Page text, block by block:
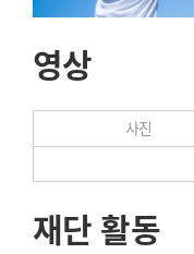
영상
사진
재단 활동